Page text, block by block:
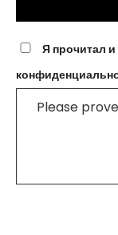
Я прочитал
Please